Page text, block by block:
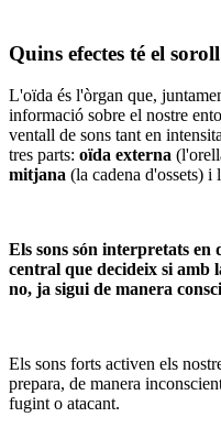
Quins efectes té el
L'oïda és l'òrgan que,
informació sobre el nostre
ventall de sons tant en
tres parts: oïda externa
mitjana (la cadena d'ossets)
Els sons són interpretats en
central que decideix si
no, ja sigui de manera
Els sons forts activen els
prepara, de manera
fugint o atacant.